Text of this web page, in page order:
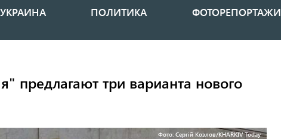
УКРАИНА ПОЛИТИКА ФОТОРЕПОРТАЖИ
предлагают три варианта нового
Фото: Сергій Козлов/KHARKIV Today